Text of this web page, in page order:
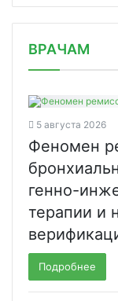
ВРАЧАМ
5 августа 2026
Феномен
генно-
терапии и
Подробнее